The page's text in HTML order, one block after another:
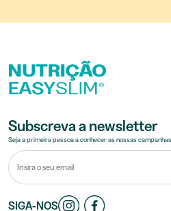
Subscreva a newsletter
Seja a primeira pessoa a conhecer as nossas
SIGA-NOS